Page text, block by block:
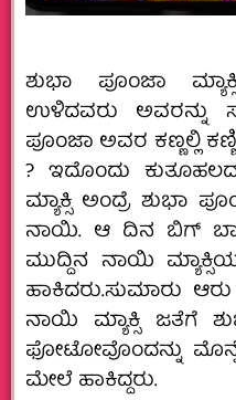
ಶುಭಾ ಪೂಂಜಾ
ಉಳಿದವರು ಅವರನ್ನು
ಪೂಂಜಾ ಅವರ ಕಣ್ಣಲ್ಲಿ
? ಇದೊಂದು
ಮ್ಯಾಕ್ಸಿ ಅಂದ್ರೆ ಶುಭಾ
ನಾಯಿ. ಆ ದಿನ ಬಿಗ್‌
ಮುದ್ದಿನ ನಾಯಿ
ಹಾಕಿದರು.ಸುಮಾರು
ನಾಯಿ ಮ್ಯಾಕ್ಸಿ ಜತೆಗೆ
ಫೋಟೋವೊಂದನ್ನು
ಮೇಲೆ ಹಾಕಿದ್ದರು.